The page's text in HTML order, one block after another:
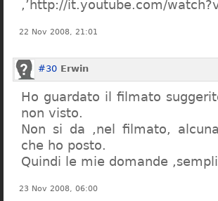
,’http://it.youtube.com/
22 Nov 2008, 21:01
#30 Erwin
Ho guardato il filmato
non visto.
Non si da ,nel filmato,
che ho posto.
Quindi le mie domande
23 Nov 2008, 06:00